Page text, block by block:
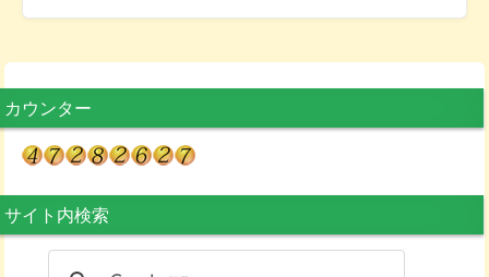
カウンター
サイト内検索